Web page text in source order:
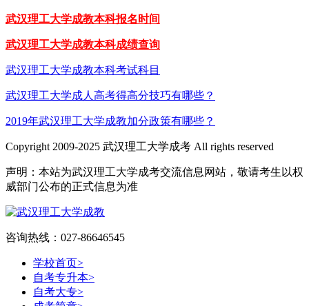
武汉理工大学成教本科报名时间
武汉理工大学成教本科成绩查询
武汉理工大学成教本科考试科目
武汉理工大学成人高考得高分技巧有哪些？
2019年武汉理工大学成教加分政策有哪些？
Copyright 2009-2025 武汉理工大学成考 All rights reserved
声明：本站为武汉理工大学成考交流信息网站，敬请考生以权
威部门公布的正式信息为准
咨询热线：027-86646545
学校首页>
自考专升本>
自考大专>